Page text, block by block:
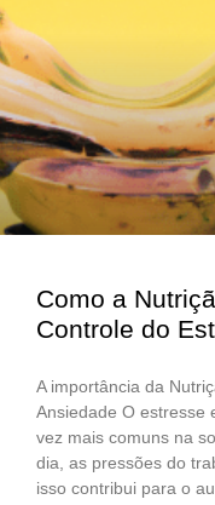
Como a
Controle do
A importância da
Ansiedade O estresse
vez mais comuns na
dia, as pressões do
isso contribui para o